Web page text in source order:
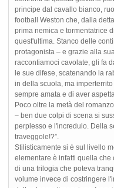
principe dal cavallo bianco,
football Weston che, dalla
prima nemica e tormentatrice
quest'ultima. Stanco delle
protagonista – e grazie alla
raccontiamoci cavolate, gli fa
le sue difese, scatenando la
in della scuola, ma
sempre amata e di aver
Poco oltre la metà del
– ben due colpi di scena si
perplesso e l'incredulo. Della
traveggole!?”.
Stilisticamente si è sul livello
elementare è infatti quella
di una trilogia che poteva
volume invece di costringere